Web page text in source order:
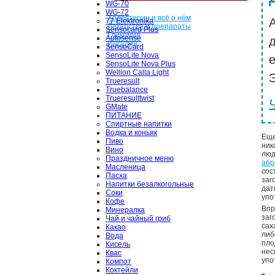
WG-70
WG-72
77 Elektronika
Sensocard Plus
Autosense
SensoCard
SensoLite Nova
SensoLite Nova Plus
Wellion Calla Light
Trueresult
Truebalance
Trueresulttwist
GMate
ПИТАНИЕ
Спиртные напитки
Водка и коньяк
Пиво
Вино
Праздничное меню
Масленица
Пасха
Напитки безалкогольные
Соки
Кофе
Минералка
Чай и чайный гриб
Какао
Вода
Кисель
Квас
Компот
Коктейли
Холестерин и всё о нём
Лекарства и препараты
Гликемия
Инсулин